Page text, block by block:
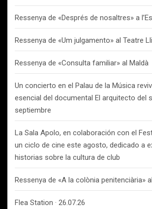
Ressenya de «Després de nosaltres» a
Ressenya de «Um julgamento» al Teatre
Ressenya de «Consulta familiar» al Maldà
Un concierto en el Palau de la Música
esencial del documental El arquitecto del
septiembre
La Sala Apolo, en colaboración con el
un ciclo de cine este agosto, dedicado a
historias sobre la cultura de club
Ressenya de «A la colònia penitenciària»
Flea Station · 26.07.26